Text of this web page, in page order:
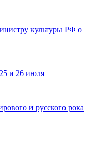
культуры РФ о
и 26 июля
и русского рока